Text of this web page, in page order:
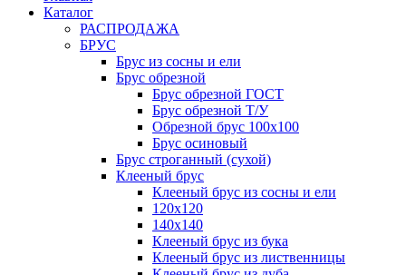
Каталог
РАСПРОДАЖА
БРУС
Брус из сосны и ели
Брус обрезной
Брус обрезной ГОСТ
Брус обрезной Т/У
Обрезной брус 100х100
Брус осиновый
Брус строганный (сухой)
Клееный брус
Клееный брус из сосны и ели
120х120
140х140
Клееный брус из бука
Клееный брус из лиственницы